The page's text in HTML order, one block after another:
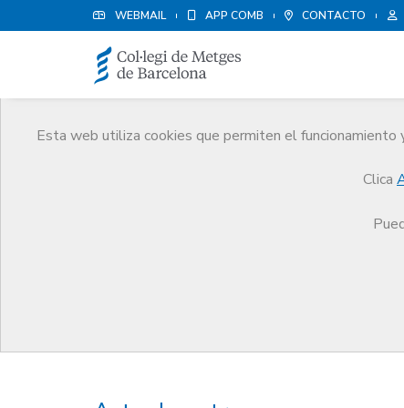
WEBMAIL APP COMB CONTACTO
Esta web utiliza cookies que permiten el funcionamiento
Clica
Premios Edició 2023